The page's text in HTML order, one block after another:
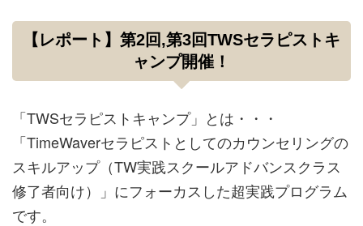
【レポート】第2回,第3回TWSセラピストキ
ャンプ開催！
「TWSセラピストキャンプ」とは・・・
「TimeWaverセラピストとしてのカウンセリングの
スキルアップ（TW実践スクールアドバンスクラス
修了者向け）」にフォーカスした超実践プログラム
です。